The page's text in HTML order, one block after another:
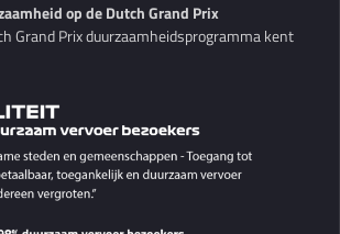
op de Dutch Grand Prix
Grand Prix duurzaamheidsprogramma kent